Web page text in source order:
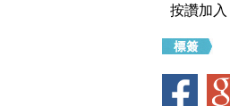
按讚加入